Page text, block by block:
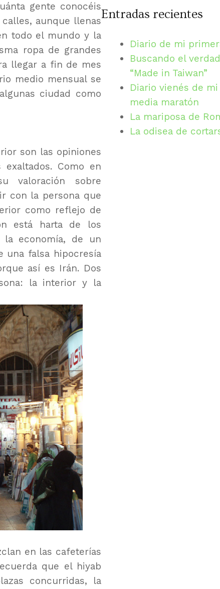
gente conocéis
aunque llenas
todo el mundo y la
ropa de grandes
llegar a fin de mes
medio mensual se
ciudad como
son las opiniones
Como en
valoración sobre
con la persona que
como reflejo de
está harta de los
economía, de un
una falsa hipocresía
así es Irán. Dos
la interior y la
en las cafeterías
que el hiyab
concurridas, la
Entradas recientes
Diario de mi
Buscando el
“Made in Taiwan”
Diario vienés de
media maratón
La mariposa de
La odisea de